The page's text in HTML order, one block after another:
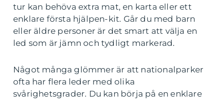
tur kan behöva extra mat, en karta eller ett
enklare första hjälpen-kit. Går du med barn
eller äldre personer är det smart att välja en
led som är jämn och tydligt markerad.
Något många glömmer är att nationalparker
ofta har flera leder med olika
svårighetsgrader. Du kan börja på en enklare